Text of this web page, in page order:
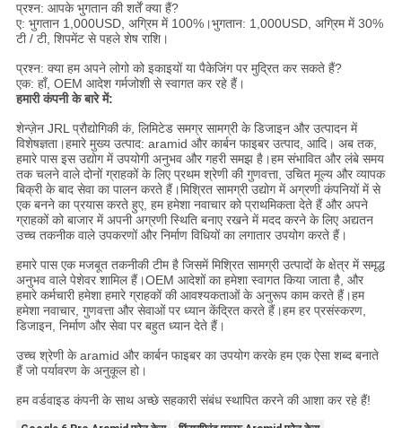
प्रश्न: आपके भुगतान की शर्तें क्या हैं?
ए: भुगतान 1,000USD, अग्रिम में 100%।भुगतान: 1,000USD, अग्रिम में 30%
टी / टी, शिपमेंट से पहले शेष राशि।
प्रश्न: क्या हम अपने लोगो को इकाइयों या पैकेजिंग पर मुद्रित कर सकते हैं?
एक: हाँ, OEM आदेश गर्मजोशी से स्वागत कर रहे हैं।
हमारी कंपनी के बारे में:
शेन्ज़ेन JRL प्रौद्योगिकी कं, लिमिटेड समग्र सामग्री के डिजाइन और उत्पादन में
विशेषज्ञता।हमारे मुख्य उत्पाद: aramid और कार्बन फाइबर उत्पाद, आदि। अब तक,
हमारे पास इस उद्योग में उपयोगी अनुभव और गहरी समझ है।हम संभावित और लंबे समय
तक चलने वाले दोनों ग्राहकों के लिए प्रथम श्रेणी की गुणवत्ता, उचित मूल्य और व्यापक
बिक्री के बाद सेवा का पालन करते हैं।मिश्रित सामग्री उद्योग में अग्रणी कंपनियों में से
एक बनने का प्रयास करते हुए, हम हमेशा नवाचार को प्राथमिकता देते हैं और अपने
ग्राहकों को बाजार में अपनी अग्रणी स्थिति बनाए रखने में मदद करने के लिए अद्यतन
उच्च तकनीक वाले उपकरणों और निर्माण विधियों का लगातार उपयोग करते हैं।
हमारे पास एक मजबूत तकनीकी टीम है जिसमें मिश्रित सामग्री उत्पादों के क्षेत्र में समृद्ध
अनुभव वाले पेशेवर शामिल हैं।OEM आदेशों का हमेशा स्वागत किया जाता है, और
हमारे कर्मचारी हमेशा हमारे ग्राहकों की आवश्यकताओं के अनुरूप काम करते हैं।हम
हमेशा नवाचार, गुणवत्ता और सेवाओं पर ध्यान केंद्रित करते हैं।हम हर प्रसंस्करण,
डिजाइन, निर्माण और सेवा पर बहुत ध्यान देते हैं।
उच्च श्रेणी के aramid और कार्बन फाइबर का उपयोग करके हम एक ऐसा शब्द बनाते
हैं जो पर्यावरण के अनुकूल हो।
हम वर्डवाइड कंपनी के साथ अच्छे सहकारी संबंध स्थापित करने की आशा कर रहे हैं!